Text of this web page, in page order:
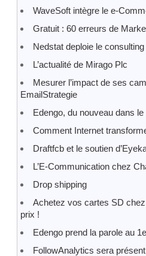
WaveSoft intègre le e-
Gratuit : 60 erreurs de
Nedstat deploie le consulting
L’actualité de Mirago Plc
Mesurer l’impact de ses
EmailStrategie
Edengo, du nouveau dans
Comment Internet
Draftfcb et le soutien
L’E-Communication chez
Drop shipping
Achetez vos cartes SD
prix !
Edengo prend la parole au
FollowAnalytics sera